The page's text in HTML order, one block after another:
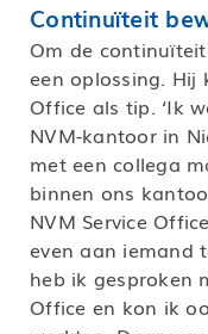
Continuïteit
Om de
een oplossing. Hij
Office als tip. ‘Ik
NVM-kantoor in
met een collega
binnen ons
NVM Service
even aan iemand
heb ik gesproken
Office en kon ik